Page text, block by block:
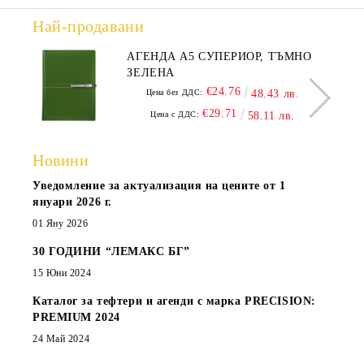
Най-продавани
АГЕНДА А5 СУПЕРИОР, ТЪМНО
ЗЕЛЕНА
Цена без ДДС: €24.76 48.43 лв.
Цена с ДДС: €29.71 58.11 лв.
Новини
Уведомление за актуализация на цените от 1
януари 2026 г.
01 Яну 2026
30 ГОДИНИ “ЛЕМАКС БГ”
15 Юни 2024
Каталог за тефтери и агенди с марка PRECISION:
PREMIUM 2024
24 Май 2024